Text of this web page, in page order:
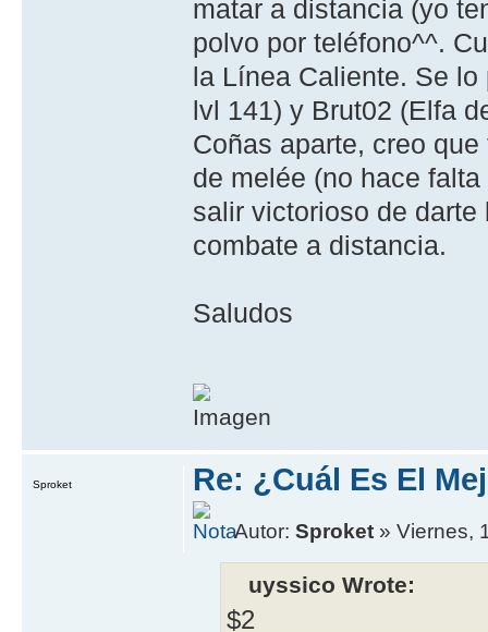
matar a distancia (yo
polvo por teléfono^^.
la Línea Caliente. Se
lvl 141) y Brut02 (Elfa
Coñas aparte, creo
de melée (no hace
salir victorioso de
combate a distancia.
Saludos
Re: ¿Cuál Es El
Autor:Sproket » Viernes,
uyssico Wrote:
$2
Sproket